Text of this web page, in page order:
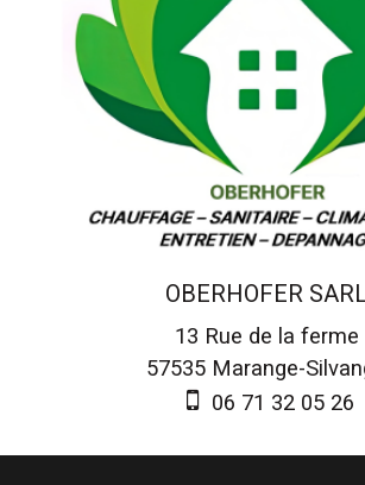
OBERHOFER
13 Rue de la ferme
57535 Marange-
06 71 32 05 26